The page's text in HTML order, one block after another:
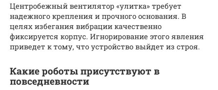
Центробежный вентилятор «улитка» требует
надежного крепления и прочного основания. В
целях избегания вибрации качественно
фиксируется корпус. Игнорирование этого явления
приведет к тому, что устройство выйдет из строя.
Какие роботы присутствуют в
повседневности